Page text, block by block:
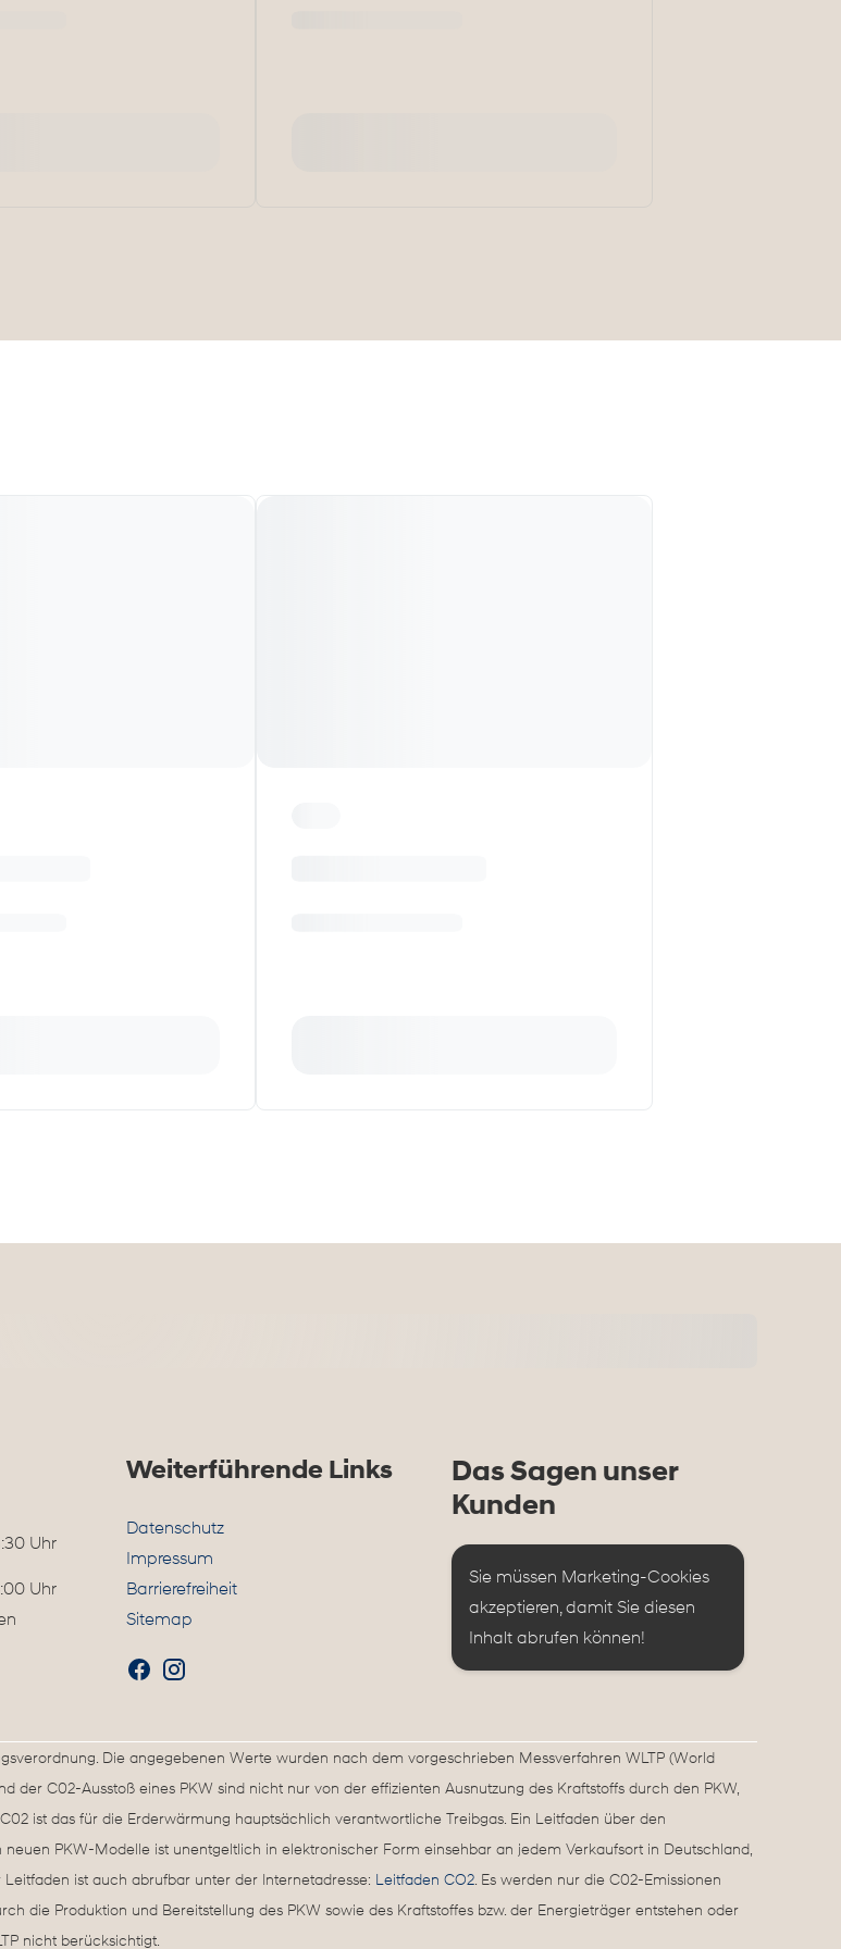
Uhr
Uhr
Weiterführende Links
Datenschutz
Impressum
Barrierefreiheit
Sitemap
Das Sagen unser
Kunden
Sie müssen Marketing-Cookies
akzeptieren, damit Sie diesen
Inhalt abrufen können!
Die angegebenen Werte wurden nach dem vorgeschrieben Messverfahren WLTP (World
der C02-Ausstoß eines PKW sind nicht nur von der effizienten Ausnutzung des Kraftstoffs durch den PKW,
ist das für die Erderwärmung hauptsächlich verantwortliche Treibgas. Ein Leitfaden über den
PKW-Modelle ist unentgeltlich in elektronischer Form einsehbar an jedem Verkaufsort in Deutschland,
ist auch abrufbar unter der Internetadresse: Leitfaden CO2. Es werden nur die C02-Emissionen
die Produktion und Bereitstellung des PKW sowie des Kraftstoffes bzw. der Energieträger entstehen oder
nicht berücksichtigt.